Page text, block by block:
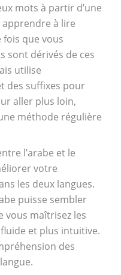
mots à partir d’une
apprendre à lire
fois que vous
sont dérivés de ces
utilise
des suffixes pour
aller plus loin,
méthode régulière
l’arabe et le
votre
les deux langues.
puisse sembler
vous maîtrisez les
et plus intuitive.
des